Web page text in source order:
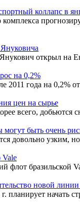
коллапс в
комплекса
открыл на
на 0,2%
2011 года на 0,2%
цен на сырье
всего,
быть очень
довольно узким,
флот бразильской
новой линии
начать